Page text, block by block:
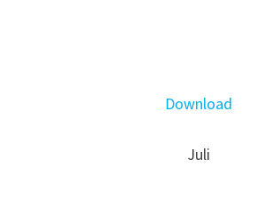
Download
Juli